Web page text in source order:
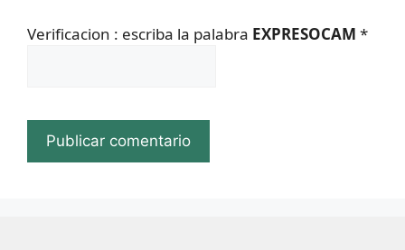
Verificacion : escriba la palabra EXPRESOCAM *